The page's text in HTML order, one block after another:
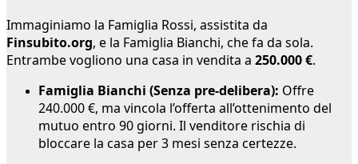
Immaginiamo la Famiglia Rossi, assistita da
Finsubito.org, e la Famiglia Bianchi, che fa da sola.
Entrambe vogliono una casa in vendita a 250.000 €.
Famiglia Bianchi (Senza pre-delibera): Offre
240.000 €, ma vincola l’offerta all’ottenimento del
mutuo entro 90 giorni. Il venditore rischia di
bloccare la casa per 3 mesi senza certezze.